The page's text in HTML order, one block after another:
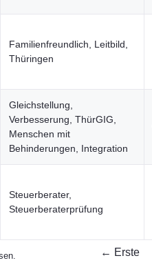
Familienfreundlich, Leitbild,
Thüringen
Gleichstellung,
Verbesserung, ThürGIG,
Menschen mit
Behinderungen, Integration
Steuerberater,
Steuerberaterprüfung
← Erste